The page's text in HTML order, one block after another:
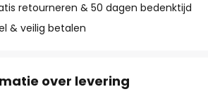
retourneren & 50 dagen bedenktijd
& veilig betalen
over levering